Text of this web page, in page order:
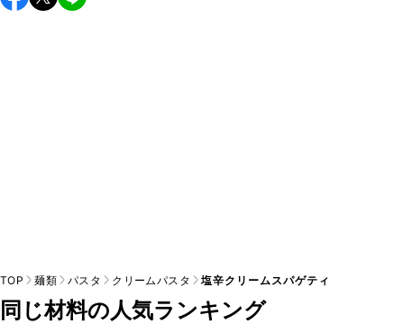
すすめします。
TOP 麺類 パスタ クリームパスタ 塩辛クリームスパゲティ
同じ材料の人気ランキング